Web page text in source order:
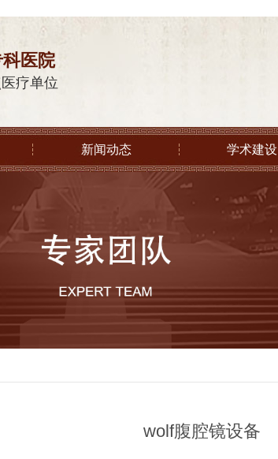
医院
疗单位
新闻动态 学术建设
wolf腹腔镜设备